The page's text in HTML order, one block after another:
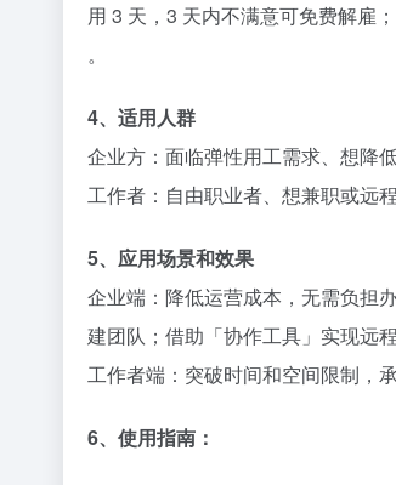
用 3 天，3 天内不满意可免费解雇
。​
4、适用人群​
企业方：面临弹性用工需求、想降
工作者：自由职业者、想兼职或远
5、应用场景和效果​
企业端：降低运营成本，无需负担
建团队；借助「协作工具」实现远
工作者端：突破时间和空间限制，
6、使用指南​：